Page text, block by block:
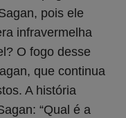
pois ele
infravermelha
O fogo desse
que continua
A história
“Qual é a